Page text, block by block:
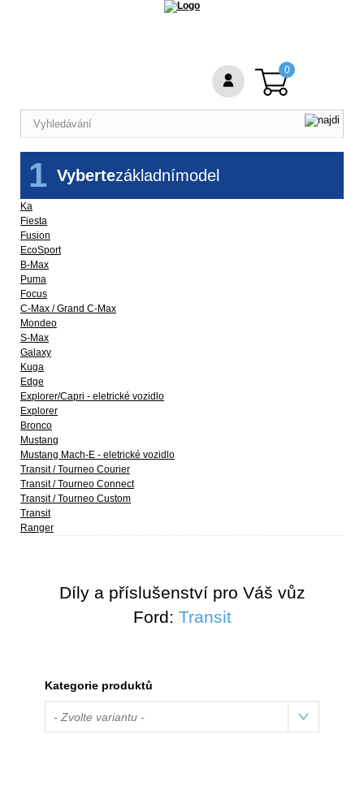
Vybertezákladnímodel
1
Ka
Fiesta
Fusion
EcoSport
B-Max
Puma
Focus
C-Max / Grand C-Max
Mondeo
S-Max
Galaxy
Kuga
Edge
Explorer/Capri - eletrické vozidlo
Explorer
Bronco
Mustang
Mustang Mach-E - eletrické vozidlo
Transit / Tourneo Courier
Transit / Tourneo Connect
Transit / Tourneo Custom
Transit
Ranger
Díly a příslušenství pro Váš vůz
Ford: Transit
Kategorie produktů
- Zvolte variantu -
0